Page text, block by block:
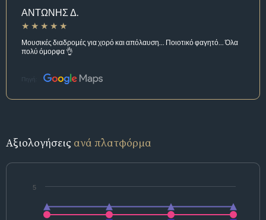
ΑΝΤΩΝΗΣ Δ.
Μουσικές διαδρομές για χορό και απόλαυση... Ποιοτικό φαγητό... Όλα
πολύ όμορφα 👌
Πηγή:
Αξιολογήσεις ανά πλατφόρμα
5